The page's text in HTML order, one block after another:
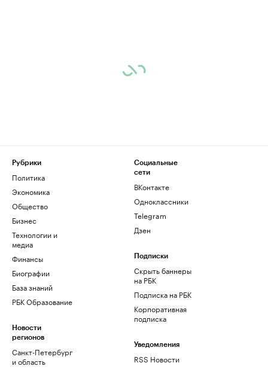
Рубрики
Политика
Экономика
Общество
Бизнес
Технологии и
медиа
Финансы
Биографии
База знаний
РБК Образование
Новости
регионов
Санкт-Петербург
и область
Социальные
сети
ВКонтакте
Одноклассники
Telegram
Дзен
Подписки
Скрыть баннеры
на РБК
Подписка на РБК
Корпоративная
подписка
Уведомления
RSS Новости